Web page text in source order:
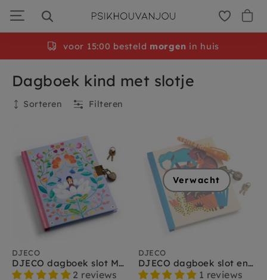
door
naar
Dagboek kind met slotje
Sorteren Filteren
Merken:djeco
Verwijder alles
Filteren
DJECO
DJECO dagboek slot Marie A5
2 reviews
Verwacht
DJECO
DJECO dagboek slot en magische pen Owen A5
1 reviews
Gratispersoonlijke cadeauservice
voor 15:00 besteld morgen in huis